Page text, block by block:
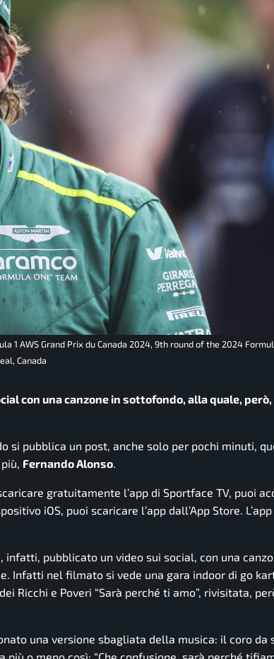
1 AWS Grand Prix du Canada 2024, 9th round of the 2024
Canada
con una canzone in sottofondo, alla quale,
si pubblica un post, anche solo per pochi minuti,
Fernando Alonso
gratuitamente l’app di Sportface TV, puoi
iOS, puoi scaricare l’app dall’App Store. L’app
infatti, pubblicato un video sui social, con una
Infatti nel filmato si vede una gara indoor di go
Ricchi e Poveri “Sarà perché ti amo”, rivisitata,
una versione sbagliata della musica: il coro da
o meno così: “Che confusione, sarà perché